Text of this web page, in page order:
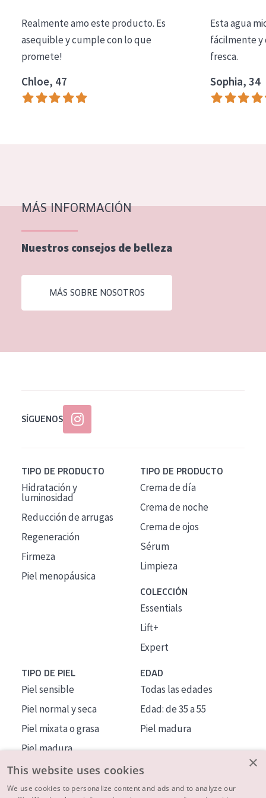
Essentials
Lift+
Expert
Piel madura
Piel menopáusica
EDAD
Realmente amo este producto. Es
asequible y cumple con lo que
promete!
Chloe, 47
Esta agua
fácilmente y
fresca.
Sophia, 34
MÁS INFORMACIÓN
Nuestros consejos de belleza
MÁS SOBRE NOSOTROS
SÍGUENOS
TIPO DE PRODUCTO
Hidratación y
luminosidad
Reducción de arrugas
Regeneración
Firmeza
Piel menopáusica
TIPO DE PRODUCTO
Crema de día
Crema de noche
Crema de ojos
Sérum
Limpieza
COLECCIÓN
Essentials
Lift+
Expert
TIPO DE PIEL
Piel sensible
Piel normal y seca
Piel mixata o grasa
Piel madura
Piel expuesta al sol
Piel menopáusica
EDAD
Todas las edades
Edad: de 35 a 55
Piel madura
×
This website uses cookies
We use cookies to personalize content and ads and to analyze our